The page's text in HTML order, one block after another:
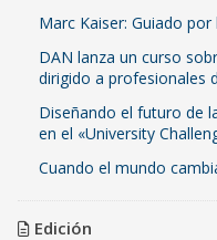
Marc Kaiser: Guiado por
DAN lanza un curso
dirigido a profesionales
Diseñando el futuro de
en el «University
Cuando el mundo
Edición